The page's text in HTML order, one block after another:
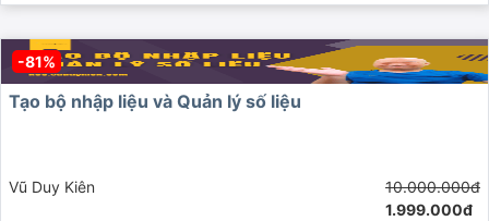
-81%
Tạo bộ nhập liệu và Quản lý số liệu
Vũ Duy Kiên
10.000.000đ
1.999.000đ